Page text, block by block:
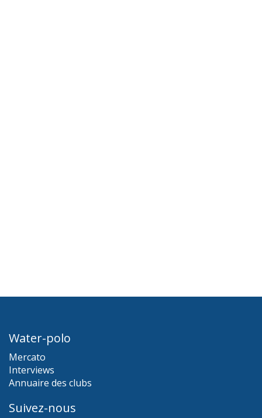
Water-polo
Mercato
Interviews
Annuaire des clubs
Suivez-nous